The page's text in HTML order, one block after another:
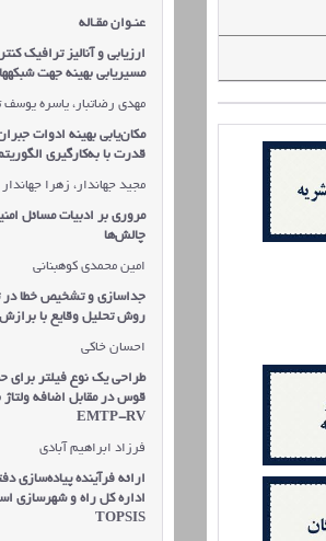
عنـوان مقـاله
ارزیابی و آنالیز ترافیک
مسیریابی بهینه جهت
مهدی رضاتبار، یاسره یوسف
مکان‌یابی بهینه ادوات
قدرت با به‌کارگیری
مجید جهاندار، زهرا جهاندار
مروری بر ادبیات مسائل
چالش‌ها
امین محمدی کوهبنانی
جداسازی و تشخیص خطا در
روش تحلیل وقایع با
احسان خاکی
طراحی یک نوع فیلتر برای
قوس در مقابل اضافه ولتاژ
EMTP-RV
فرزاد ابراهیم آبادی
ارائه فرآينده پياده‌سازي
اداره كل راه و شهرسازي
TOPSIS